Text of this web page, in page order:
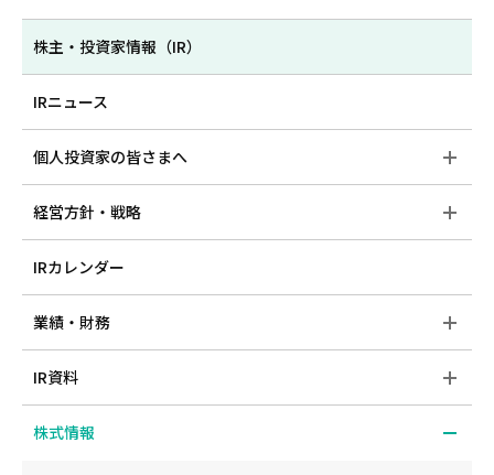
株主・投資家情報（IR）
IRニュース
個人投資家の皆さまへ
経営方針・戦略
IRカレンダー
業績・財務
IR資料
株式情報